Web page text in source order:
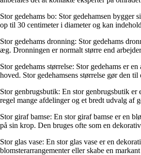
Stor gedehams bo: Stor gedehamsen
op til 30 centimeter i diameter og kan
Stor gedehams dronning: Stor gedehams
æg. Dronningen er normalt større end
Stor gedehams størrelse: Stor gedehams er
hoved. Stor gedehamsens størrelse gør den
Stor genbrugsbutik: En stor genbrugsbutik
regel mange afdelinger og et bredt udvalg af
Stor giraf bamse: En stor giraf bamse er en
på sin krop. Den bruges ofte som en
Stor glas vase: En stor glas vase er en
blomsterarrangementer eller skabe en